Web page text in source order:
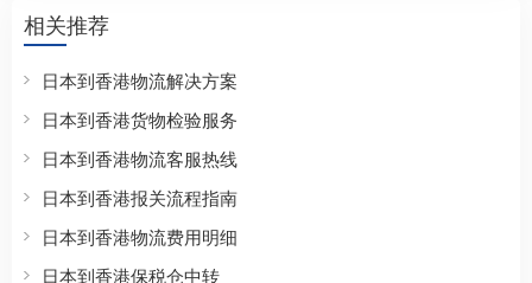
相关推荐
日本到香港物流解决方案
日本到香港货物检验服务
日本到香港物流客服热线
日本到香港报关流程指南
日本到香港物流费用明细
日本到香港保税仓中转